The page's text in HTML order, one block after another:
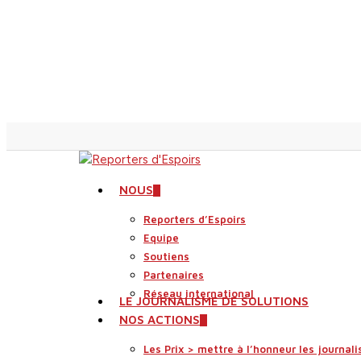
search
Menu NOUS
Reporters d’Espoirs
Equipe
Soutiens
Partenaires
Réseau international
LE JOURNALISME DE SOLUTIONS
NOS ACTIONS
Les Prix > mettre à l’honneur les